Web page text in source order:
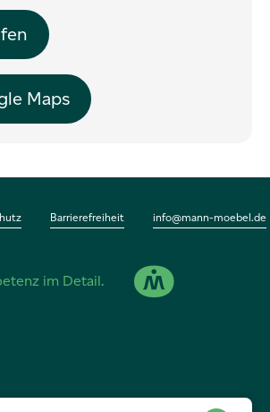
2
Maps
Barrierefreiheit info@mann-moebel.de
im Detail.